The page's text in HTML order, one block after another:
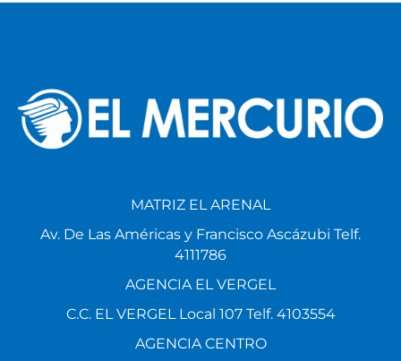
MATRIZ EL ARENAL
Av. De Las Américas y Francisco Ascázubi Telf.
4111786
AGENCIA EL VERGEL
C.C. EL VERGEL Local 107 Telf. 4103554
AGENCIA CENTRO